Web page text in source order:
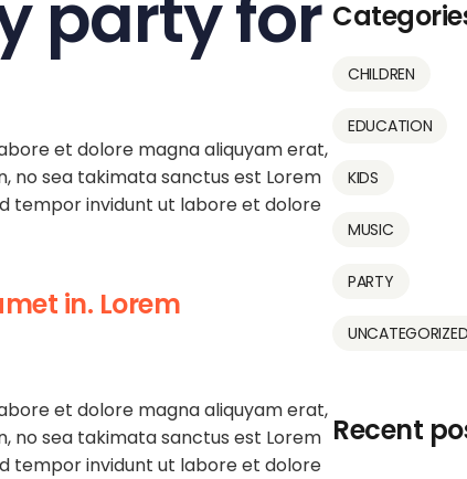
party for
et dolore magna aliquyam erat,
no sea takimata sanctus est Lorem
tempor invidunt ut labore et dolore
in. Lorem
et dolore magna aliquyam erat,
no sea takimata sanctus est Lorem
tempor invidunt ut labore et dolore
CHILDREN
EDUCATION
KIDS
MUSIC
PARTY
Recent